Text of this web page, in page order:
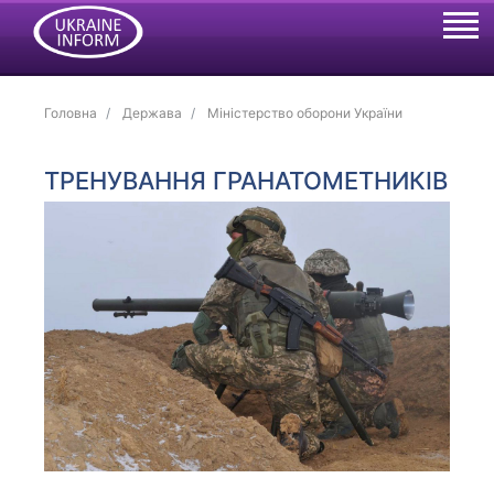
Головна Держава Міністерство оборони України
ТРЕНУВАННЯ ГРАНАТОМЕТНИКІВ